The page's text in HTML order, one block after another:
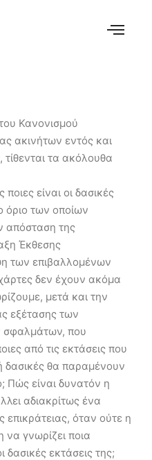
Κανονισμού
ακινήτων εντός και
τα ακόλουθα
είναι οι δασικές
όριο των οποίων
απόσταση της
Έκθεσης
των επιβαλλομένων
δεν έχουν ακόμα
μετά και την
εξέτασης των
σφαλμάτων, που
από τις εκτάσεις που
θα παραμένουν
Πώς είναι δυνατόν η
αδιακρίτως ένα
επικράτειας, όταν ούτε η
να γνωρίζει ποια
δασικές εκτάσεις της;